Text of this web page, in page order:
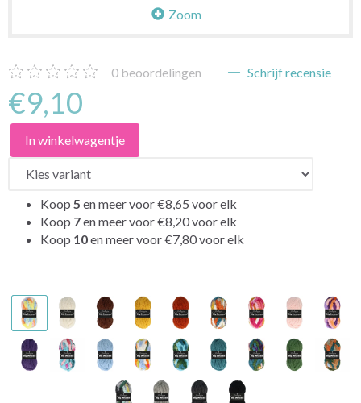
Zoom
0 beoordelingen Schrijf recensie
€9,10
In winkelwagentje
Koop 5 en meer voor€8,65 voor elk
Koop 7en meer voor€8,20voor elk
Koop 10en meer voor€7,80voor elk